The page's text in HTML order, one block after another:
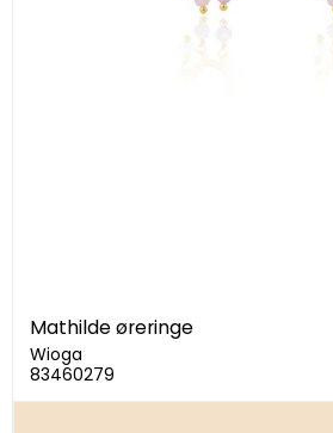
Mathilde øreringe
Wioga
83460279